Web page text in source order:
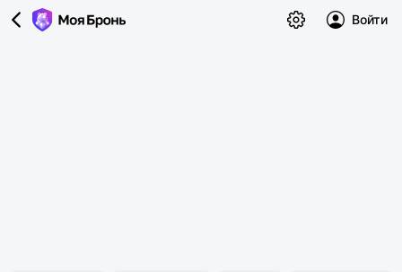
Войти